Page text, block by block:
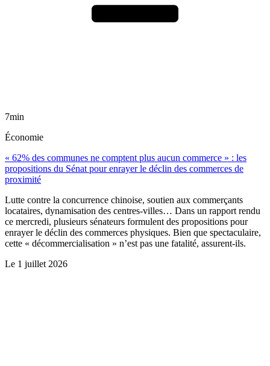
7min
Économie
« 62% des communes ne comptent plus aucun commerce » : les
propositions du Sénat pour enrayer le déclin des commerces de
proximité
Lutte contre la concurrence chinoise, soutien aux commerçants
locataires, dynamisation des centres-villes… Dans un rapport rendu
ce mercredi, plusieurs sénateurs formulent des propositions pour
enrayer le déclin des commerces physiques. Bien que spectaculaire,
cette « décommercialisation » n’est pas une fatalité, assurent-ils.
Le 1 juillet 2026